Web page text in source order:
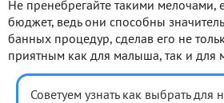
Не пренебрегайте такими мелочами,
бюджет, ведь они способны
банных процедур, сделав его не
приятным как для малыша, так и для
Советуем узнать как выбрать